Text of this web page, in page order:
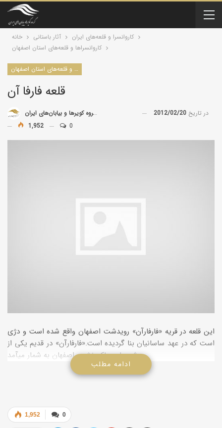
خانه آثار باستانی
کاروانسرا و قلعه‌های ایران
کاروانسراها و قلعه‌های استان اصفهان
کاروانسراها و قلعه‌های استان اصفهان
قلعه فارفا آن
توسط گروه کویرها و بیابان‌های ایران در تاریخ 2012/02/20
1,952
0
این قلعه در قریه «فارفارآن» رویدشت اصفهان واقع شده است و دژی
است که در عهد ساسانیان بنا گردیده است.«فارفارآن» در قدیم یکی از
شهرهای حاکم نشین اصفهان به شمار می­آمد.
ادامه مطلب
0
1,952